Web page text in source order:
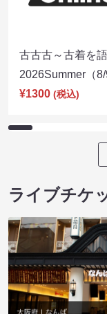
古古古～古着を
2026Summer（
¥1300 (税込)
ライブチケ